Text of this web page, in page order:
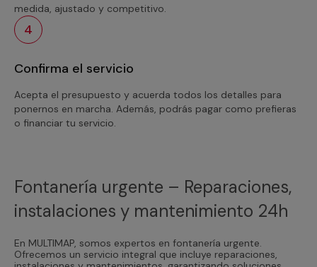
medida, ajustado y competitivo.
4
Confirma el servicio
Acepta el presupuesto y acuerda todos los detalles para
ponernos en marcha. Además, podrás pagar como prefieras
o financiar tu servicio.
Fontanería urgente – Reparaciones,
instalaciones y mantenimiento 24h
En MULTIMAP, somos expertos en fontanería urgente.
Ofrecemos un servicio integral que incluye reparaciones,